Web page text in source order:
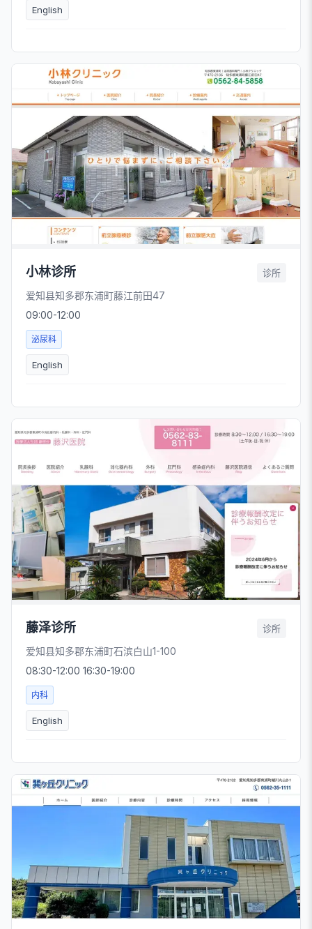
English
小林诊所 诊所
爱知县知多郡东浦町藤江前田47
09:00-12:00
泌尿科
English
藤泽诊所 诊所
爱知县知多郡东浦町石滨白山1-100
08:30-12:00 16:30-19:00
内科
English